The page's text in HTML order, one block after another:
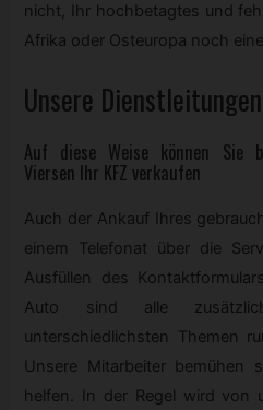
nicht, Ihr hochbetagtes und
Afrika oder Osteuropa noch
Unsere
Auf diese Weise können Sie
Viersen Ihr KFZ verkaufen
Auch der Ankauf Ihres
einem Telefonat über die
Ausfüllen des
Auto sind alle
unterschiedlichsten Themen
Unsere Mitarbeiter bemühen
helfen. In der Regel wird von